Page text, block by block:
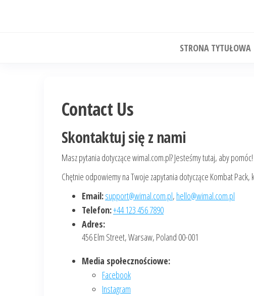
STRONA TYTUŁOWA
Contact Us
Skontaktuj się z nami
Masz pytania dotyczące wimal.com.pl? Jesteśmy tutaj, aby
Chętnie odpowiemy na Twoje zapytania dotyczące Kombat
Email:support@wimal.com.pl, hello@wimal.com.pl
Telefon:+44 123 456 7890
Adres:
456 Elm Street, Warsaw, Poland 00-001
Media społecznościowe:
Facebook
Instagram